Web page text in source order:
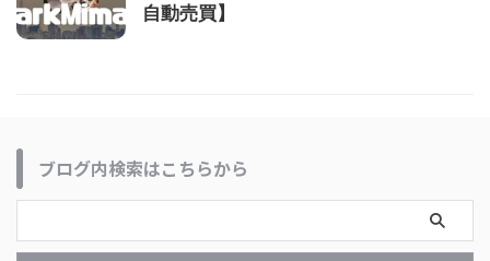
自動売買】
ブログ内検索はこちらから